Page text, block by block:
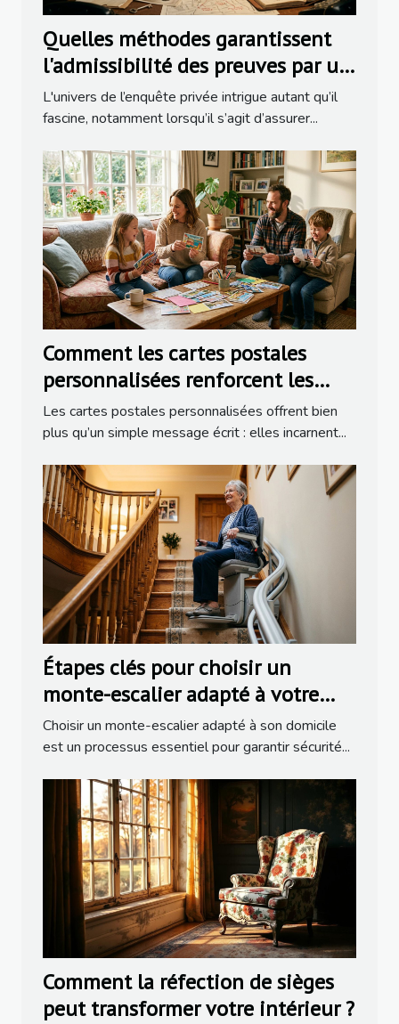
Quelles méthodes garantissent
l'admissibilité des preuves par un
détective ?
L'univers de l’enquête privée intrigue autant qu’il
fascine, notamment lorsqu’il s’agit d’assurer...
Comment les cartes postales
personnalisées renforcent les
liens familiaux ?
Les cartes postales personnalisées offrent bien
plus qu’un simple message écrit : elles incarnent...
Étapes clés pour choisir un
monte-escalier adapté à votre
domicile
Choisir un monte-escalier adapté à son domicile
est un processus essentiel pour garantir sécurité...
Comment la réfection de sièges
peut transformer votre intérieur ?